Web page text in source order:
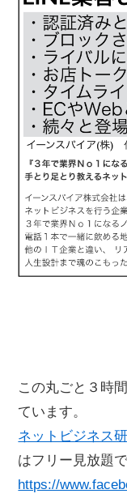
この丸ごと３時
ています。
ネットビジネス
はフリー見放題で
https://